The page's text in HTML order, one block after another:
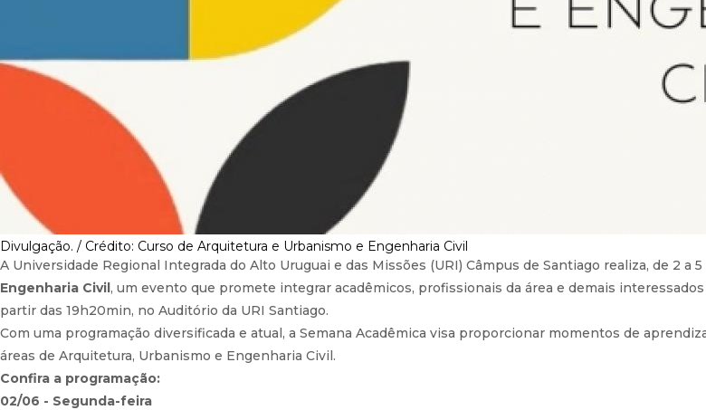
Divulgação. / Crédito: Curso de Arquitetura e Urbanismo e Engenharia Civil
A Universidade Regional Integrada do Alto Uruguai e das Missões (URI) Câmpus de Santiago realiza, de 2 a
Engenharia Civil, um evento que promete integrar acadêmicos, profissionais da área e demais
partir das 19h20min, no Auditório da URI Santiago.
Com uma programação diversificada e atual, a Semana Acadêmica visa proporcionar momentos de
áreas de Arquitetura, Urbanismo e Engenharia Civil.
Confira a programação:
02/06 - Segunda-feira